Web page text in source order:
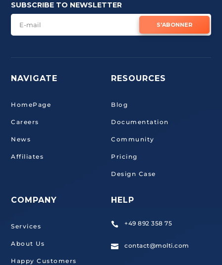
SUBSCRIBE TO NEWSLETTER
S'ABONNER
NAVIGATE
HomePage
Careers
News
Affiliates
COMPANY
Services
About Us
Happy Customers
RESOURCES
Blog
Documentation
Community
Pricing
Design Case
HELP
 +49 892 358 75
 contact@molti.com